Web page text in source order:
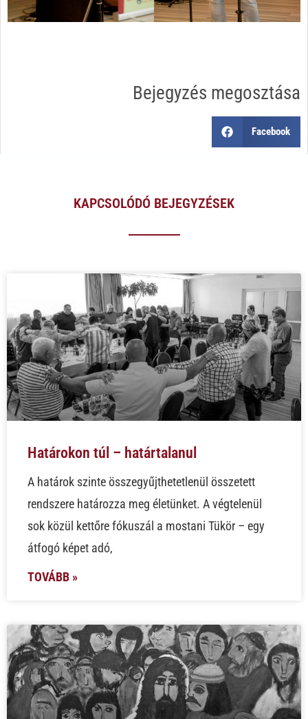
Bejegyzés megosztása
Facebook
KAPCSOLÓDÓ BEJEGYZÉSEK
Határokon túl – határtalanul
A határok szinte összegyűjthetetlenül összetett
rendszere határozza meg életünket. A végtelenül
sok közül kettőre fókuszál a mostani Tükör – egy
átfogó képet adó,
TOVÁBB »